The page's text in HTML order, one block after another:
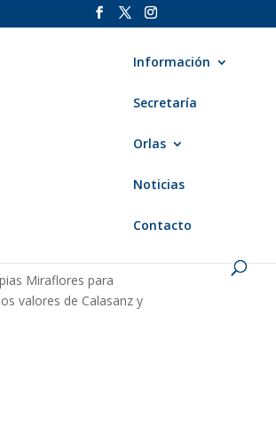
Información
Secretaría
Orlas
Noticias
Contacto
Miraflores para
valores de Calasanz y